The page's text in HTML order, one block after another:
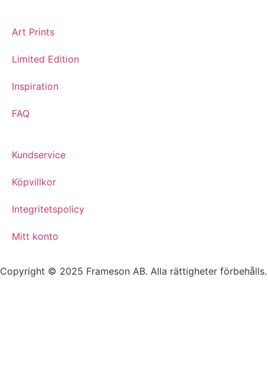
Art Prints
Limited Edition
Inspiration
FAQ
Kundservice
Köpvillkor
Integritetspolicy
Mitt konto
Copyright © 2025 Frameson AB. Alla rättigheter förbehålls.